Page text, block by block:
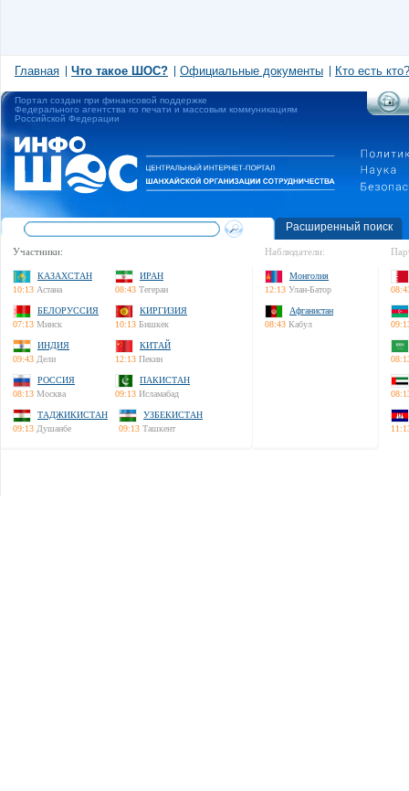
Главная Что такое ШОС? Официальные документы Кто есть кто?
Портал создан при финансовой поддержке
Федерального агентства по печати и массовым коммуникациям
Российской Федерации
Расширенный поиск
Участники:
КАЗАХСТАН
10:13 Астана
ИРАН
08:43 Тегеран
БЕЛОРУССИЯ
07:13 Минск
КИРГИЗИЯ
10:13 Бишкек
ИНДИЯ
09:43 Дели
КИТАЙ
12:13 Пекин
РОССИЯ
08:13 Москва
ПАКИСТАН
09:13 Исламабад
ТАДЖИКИСТАН
09:13 Душанбе
УЗБЕКИСТАН
09:13 Ташкент
Наблюдатели:
Монголия
12:13 Улан-Батор
Афганистан
08:43 Кабул